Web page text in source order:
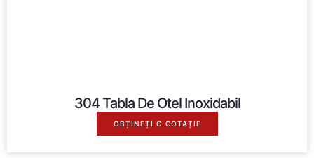
304 Tabla De Otel Inoxidabil
OBȚINEȚI O COTAȚIE